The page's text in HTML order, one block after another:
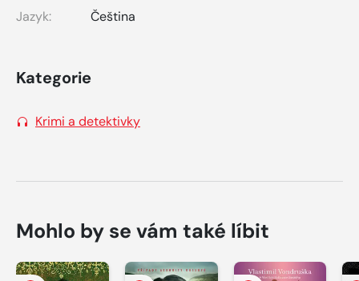
Jazyk:
Čeština
Kategorie
Krimi a detektivky
Mohlo by se vám také líbit